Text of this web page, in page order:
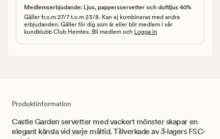
Medlemserbjudande: Ljus, pappersservetter och doftljus 40%
Gäller fr.o.m 27/7 t.o.m 23/8. Kan ej kombineras med andra
erbjudanden. Gäller för dig som är eller blir medlem i vår
kundklubb Club Hemtex. Bli medlem och Logga in
Produktinformation
Castle Garden servetter med vackert mönster skapar en
elegant känsla vid varje måltid. Tillverkade av 3‑lagers FSC‑